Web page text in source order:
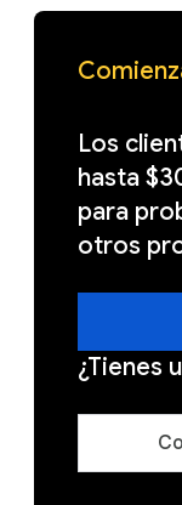
Los
hasta
para
otros
¿Tienes